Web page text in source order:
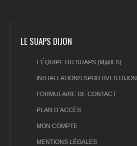
LE SUAPS DIJON
L’ÉQUIPE DU SUAPS (M@ILS)
INSTALLATIONS SPORTIVES DIJON
FORMULAIRE DE CONTACT
PLAN D’ACCÈS
MON COMPTE
MENTIONS LÉGALES